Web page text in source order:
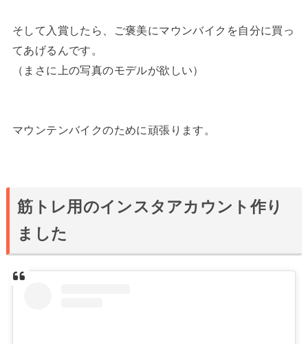
そして入賞したら、ご褒美にマウンバイクを自分に買っ
てあげるんです。
（まさに上の写真のモデルが欲しい）
マウンテンバイクのために頑張ります。
筋トレ用のインスタアカウント作り
ました